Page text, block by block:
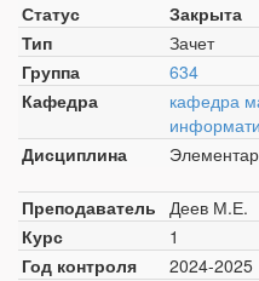
Статус
Закрыта
Тип
Зачет
Группа
634
Кафедра
кафедра
Дисциплина
Преподаватель Деев М.Е.
Курс
1
Год контроля
2024-2025